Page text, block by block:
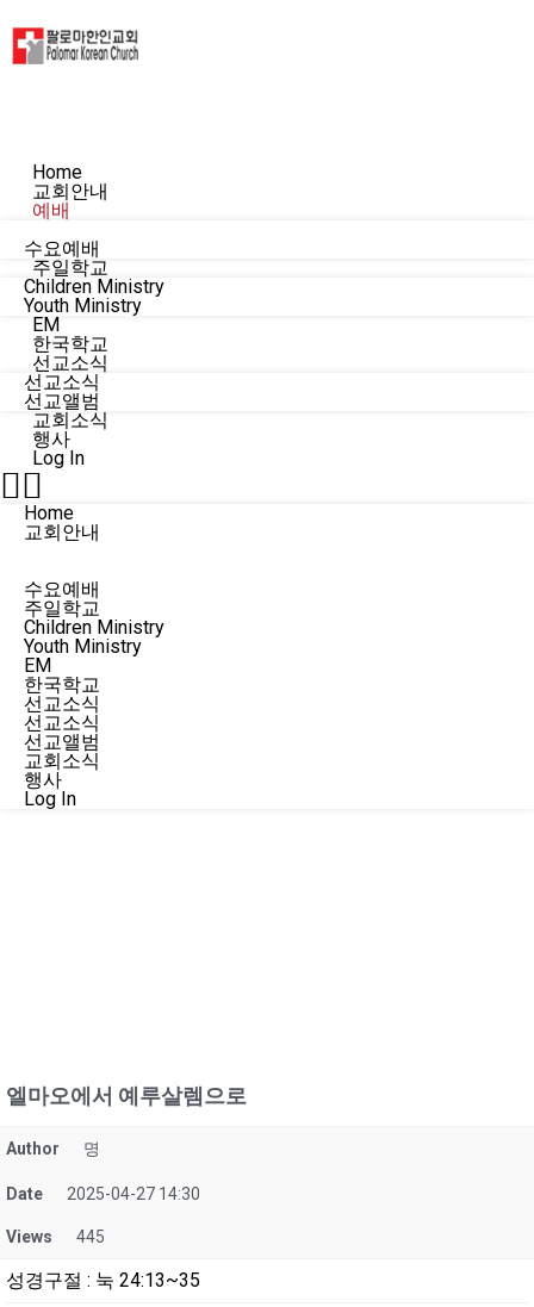
Home
교회안내
예배
수요예배
주일학교
Children Ministry
Youth Ministry
EM
한국학교
선교소식
선교소식
선교앨범
교회소식
행사
Log In
Home
교회안내
수요예배
주일학교
Children Ministry
Youth Ministry
EM
한국학교
선교소식
선교소식
선교앨범
교회소식
행사
Log In
엘마오에서 예루살렘으로
Author 명
Date 2025-04-27 14:30
Views 445
성경구절 : 눅 24:13~35